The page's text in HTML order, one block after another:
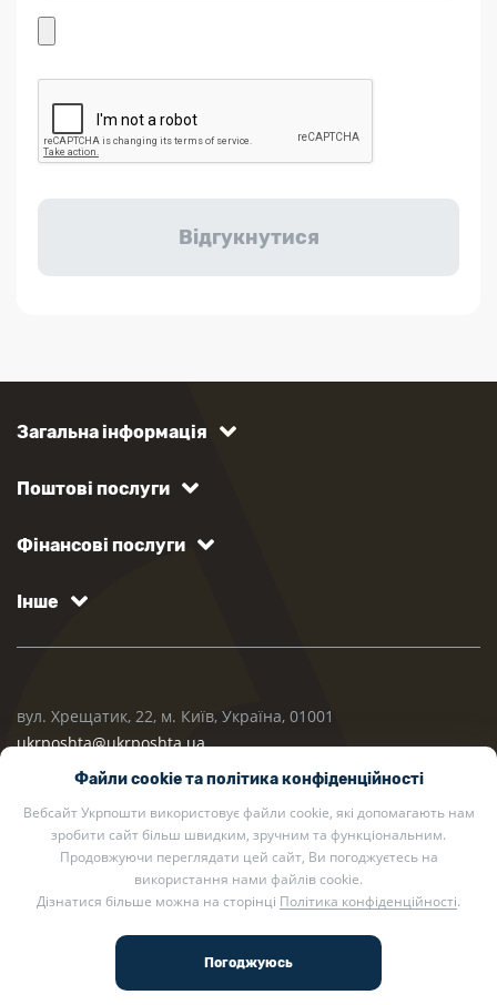
Файли cookie та політика конфіденційності
Вебсайт Укрпошти використовує файли cookie, які допомагають нам
зробити сайт більш швидким, зручним та функціональним.
Продовжуючи переглядати цей сайт, Ви погоджуєтесь на
використання нами файлів cookie.
Дізнатися більше можна на сторінці Політика конфіденційності.
Загальна інформація
Поштові послуги
Фінансові послуги
Інше
вул. Хрещатик, 22, м. Київ, Україна, 01001
ukrposhta@ukrposhta.ua
2002 — 2026 Укрпошта. Всі права захищено.
Політика конфіденційності